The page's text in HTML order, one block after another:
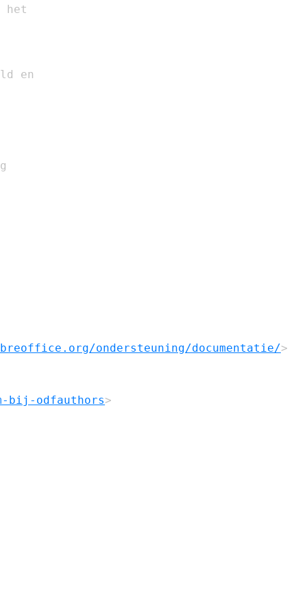
het
en
ondersteuning/documentatie/>
bij-odfauthors>